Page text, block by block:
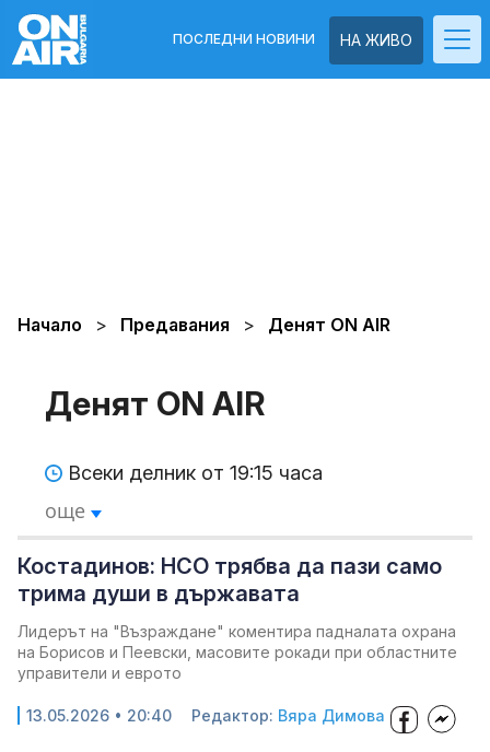
НА ЖИВО
ПОСЛЕДНИ НОВИНИ
Начало Предавания Денят ON AIR
Денят ON AIR
Всеки делник от 19:15 часа
още
Костадинов: НСО трябва да пази само
трима души в държавата
Лидерът на "Възраждане" коментира падналата охрана
на Борисов и Пеевски, масовите рокади при областните
управители и еврото
13.05.2026 • 20:40 Редактор: Вяра Димова